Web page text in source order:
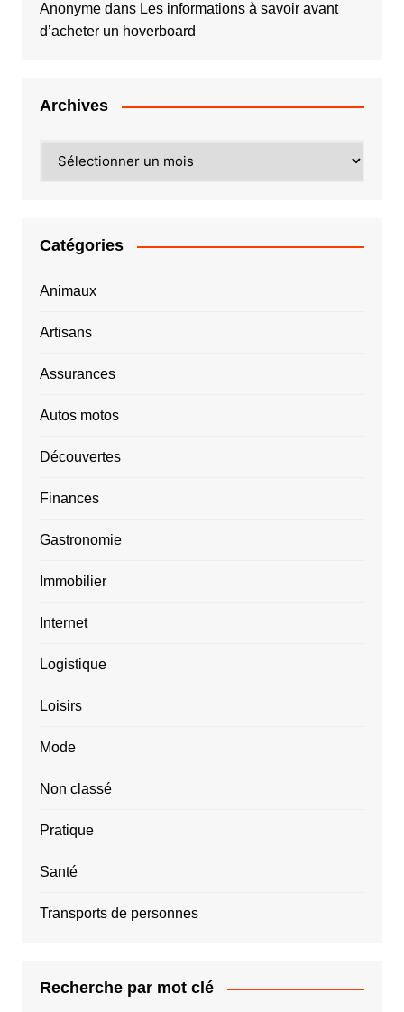
Anonymedans Les informations à savoir avant
d’acheter un hoverboard
Archives
Catégories
Animaux
Artisans
Assurances
Autos motos
Découvertes
Finances
Gastronomie
Immobilier
Internet
Logistique
Loisirs
Mode
Non classé
Pratique
Santé
Transports de personnes
Recherche par mot clé